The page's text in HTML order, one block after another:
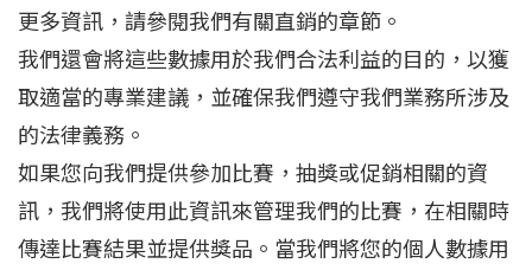
更多資訊，請參閱我們有關直銷的章節。
我們還會將這些數據用於我們合法利益的目的，以獲
取適當的專業建議，並確保我們遵守我們業務所涉及
的法律義務。
如果您向我們提供參加比賽，抽獎或促銷相關的資
訊，我們將使用此資訊來管理我們的比賽，在相關時
傳達比賽結果並提供獎品。當我們將您的個人數據用